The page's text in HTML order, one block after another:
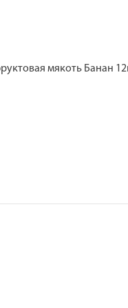
мякоть Банан